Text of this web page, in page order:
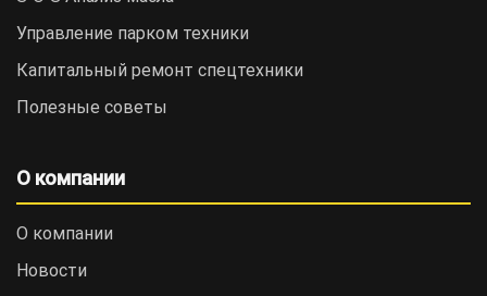
Управление парком техники
Капитальный ремонт спецтехники
Полезные советы
О компании
О компании
Новости